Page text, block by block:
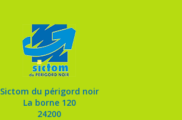
Sictom du périgord noir
La borne 120
24200